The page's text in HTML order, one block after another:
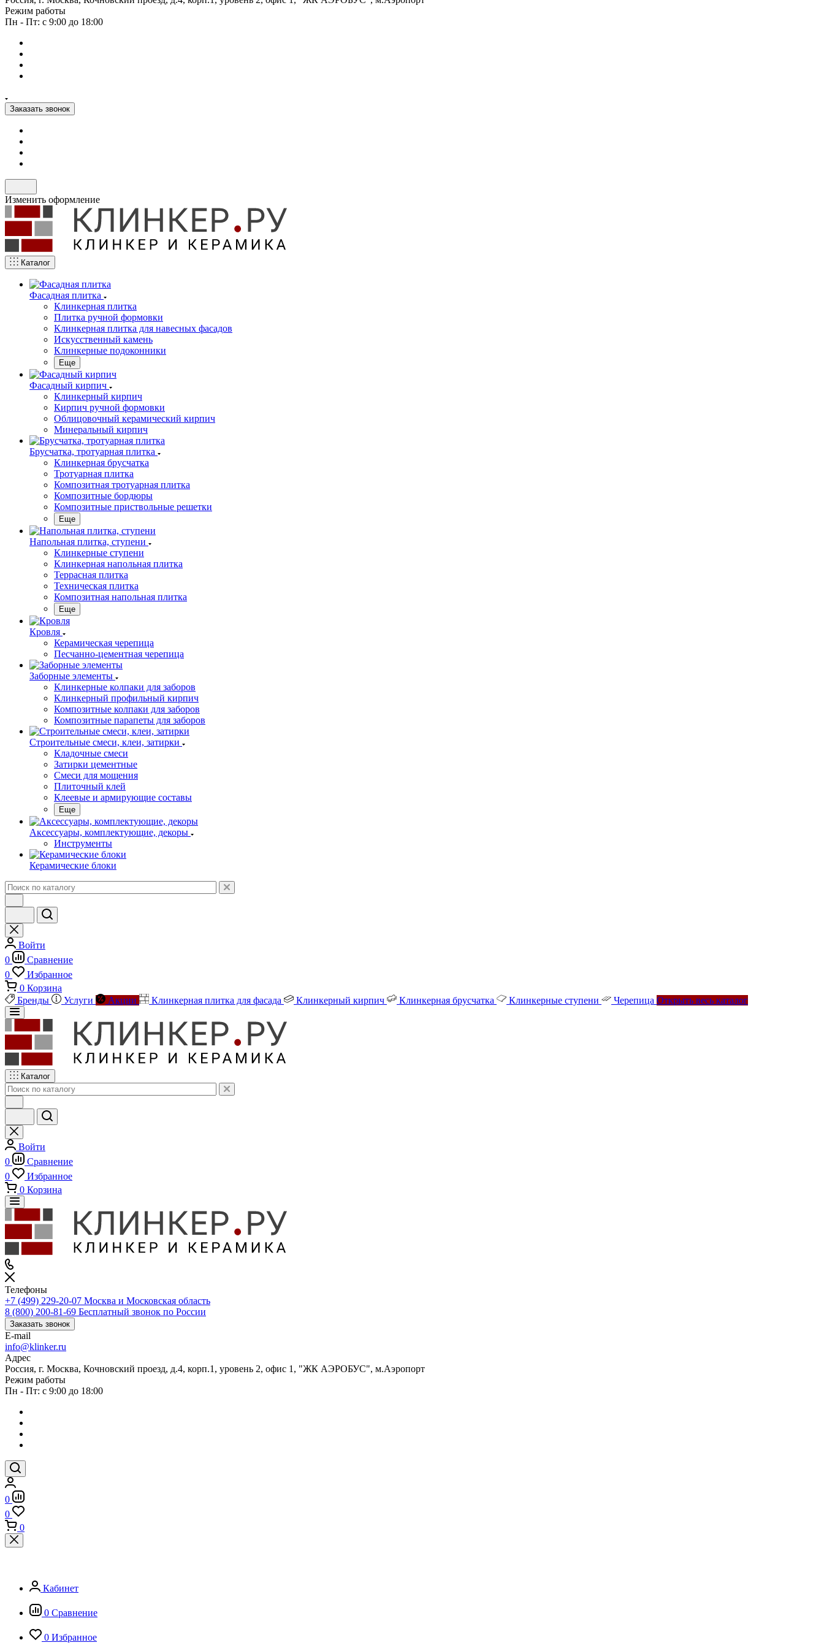
Режим работы
Пн - Пт: с 9:00 до 18:00
Заказать звонок
Изменить оформление
Каталог
Фасадная плитка
Клинкерная плитка
Плитка ручной формовки
Клинкерная плитка для навесных фасадов
Искусственный камень
Клинкерные подоконники
Еще
Фасадный кирпич
Клинкерный кирпич
Кирпич ручной формовки
Облицовочный керамический кирпич
Минеральный кирпич
Брусчатка, тротуарная плитка
Клинкерная брусчатка
Тротуарная плитка
Композитная тротуарная плитка
Композитные бордюры
Композитные приствольные решетки
Еще
Напольная плитка, ступени
Клинкерные ступени
Клинкерная напольная плитка
Террасная плитка
Техническая плитка
Композитная напольная плитка
Еще
Кровля
Керамическая черепица
Песчанно-цементная черепица
Заборные элементы
Клинкерные колпаки для заборов
Клинкерный профильный кирпич
Композитные колпаки для заборов
Композитные парапеты для заборов
Строительные смеси, клеи, затирки
Кладочные смеси
Затирки цементные
Смеси для мощения
Плиточный клей
Клеевые и армирующие составы
Еще
Аксессуары, комплектующие, декоры
Инструменты
Керамические блоки
Войти
0
Сравнение
0
Избранное
0 Корзина
Бренды
Услуги Акции Клинкерная плитка для фасада Клинкерный кирпич Клинкерная брусчатка Клинкерные ступени Черепица Открыть весь каталог
Каталог
Войти
0
Сравнение
0
Избранное
0 Корзина
Телефоны
+7 (499) 229-20-07 Москва и Московская область
8 (800) 200-81-69 Бесплатный звонок по России
Заказать звонок
E-mail
info@klinker.ru
Адрес
Россия, г. Москва, Кочновский проезд, д.4, корп.1, уровень 2, офис 1, "ЖК АЭРОБУС", м.Аэропорт
Режим работы
Пн - Пт: с 9:00 до 18:00
0
0
0
Кабинет
0 Сравнение
0 Избранное